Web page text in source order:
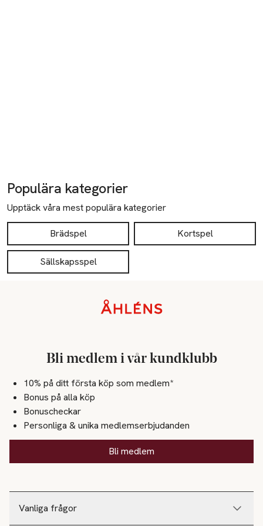
Populära kategorier
Upptäck våra mest populära kategorier
Brädspel Kortspel
Sällskapsspel
Vanliga frågor
Bli medlem i vår kundklubb
10% på ditt första köp som medlem*
Bonus på alla köp
Bonuscheckar
Personliga & unika medlemserbjudanden
Bli medlem